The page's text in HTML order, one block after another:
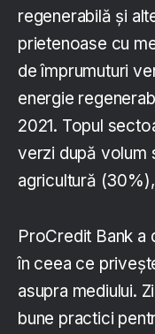
regenerabilă și
prietenoase cu
de împrumuturi
energie
2021. Topul
verzi după volum
agricultură
ProCredit Bank a
în ceea ce
asupra mediului.
bune practici